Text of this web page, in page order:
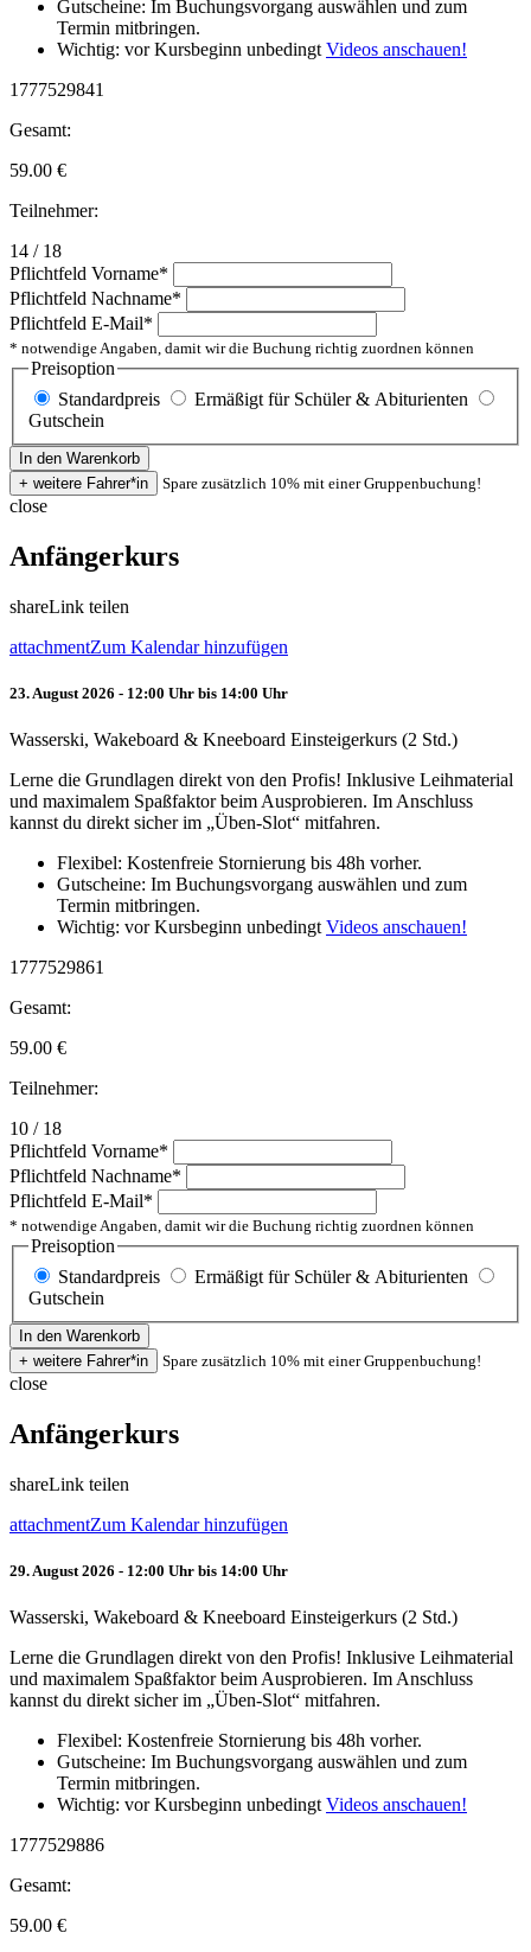
Gutscheine: Im Buchungsvorgang auswählen und zum
Termin mitbringen.
Wichtig: vor Kursbeginn unbedingtVideos anschauen!
1777529841
Gesamt:
59.00 €
Teilnehmer:
14 / 18
Pflichtfeld Vorname*
Pflichtfeld Nachname*
Pflichtfeld E-Mail*
* notwendige Angaben, damit wir die Buchung richtig zuordnen können
Preisoption
Standardpreis
Ermäßigt für Schüler & Abiturienten
Gutschein
Spare zusätzlich 10% mit einer Gruppenbuchung!
close
Anfängerkurs
shareLink teilen
attachmentZum Kalendar hinzufügen
23. August 2026 - 12:00 Uhr bis 14:00 Uhr
Wasserski, Wakeboard & Kneeboard Einsteigerkurs (2 Std.)
Lerne die Grundlagen direkt von den Profis! Inklusive Leihmaterial
und maximalem Spaßfaktor beim Ausprobieren. Im Anschluss
kannst du direkt sicher im „Üben-Slot“ mitfahren.
Flexibel: Kostenfreie Stornierung bis 48h vorher.
Gutscheine: Im Buchungsvorgang auswählen und zum
Termin mitbringen.
Wichtig: vor Kursbeginn unbedingt Videos anschauen!
1777529861
Gesamt:
59.00 €
Teilnehmer:
10 / 18
Pflichtfeld Vorname*
Pflichtfeld Nachname*
Pflichtfeld E-Mail*
* notwendige Angaben, damit wir die Buchung richtig zuordnen können
Preisoption
Standardpreis
Ermäßigt für Schüler & Abiturienten
Gutschein
Spare zusätzlich 10% mit einer Gruppenbuchung!
close
Anfängerkurs
shareLink teilen
attachmentZum Kalendar hinzufügen
29. August 2026 - 12:00 Uhr bis 14:00 Uhr
Wasserski, Wakeboard & Kneeboard Einsteigerkurs (2 Std.)
Lerne die Grundlagen direkt von den Profis! Inklusive Leihmaterial
und maximalem Spaßfaktor beim Ausprobieren. Im Anschluss
kannst du direkt sicher im „Üben-Slot“ mitfahren.
Flexibel: Kostenfreie Stornierung bis 48h vorher.
Gutscheine: Im Buchungsvorgang auswählen und zum
Termin mitbringen.
Wichtig: vor Kursbeginn unbedingt Videos anschauen!
1777529886
Gesamt:
59.00 €